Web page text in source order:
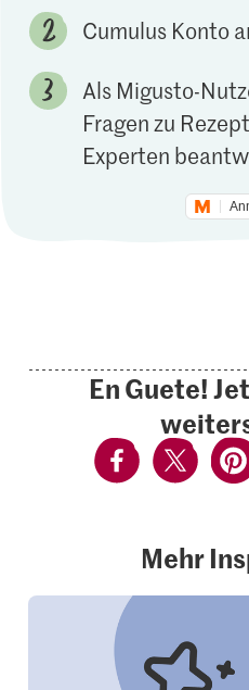
Cumulus Konto
Als Migusto-
Fragen zu
Experten
En Guete!
Mehr